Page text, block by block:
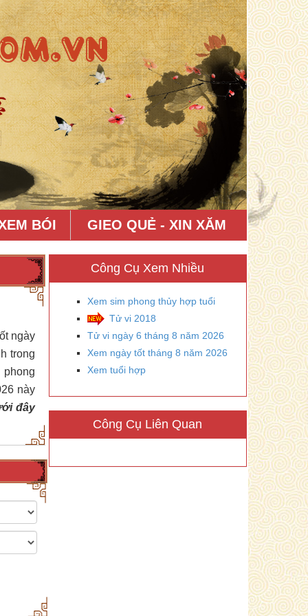
BÓI GIEO QUẺ - XIN XĂM
ngày
trong
phong
này
đây
Công Cụ Xem Nhiều
Xem sim phong thủy hợp tuổi
Tử vi 2018
Tử vi ngày 6 tháng 8 năm 2026
Xem ngày tốt tháng 8 năm 2026
Xem tuổi hợp
Công Cụ Liên Quan